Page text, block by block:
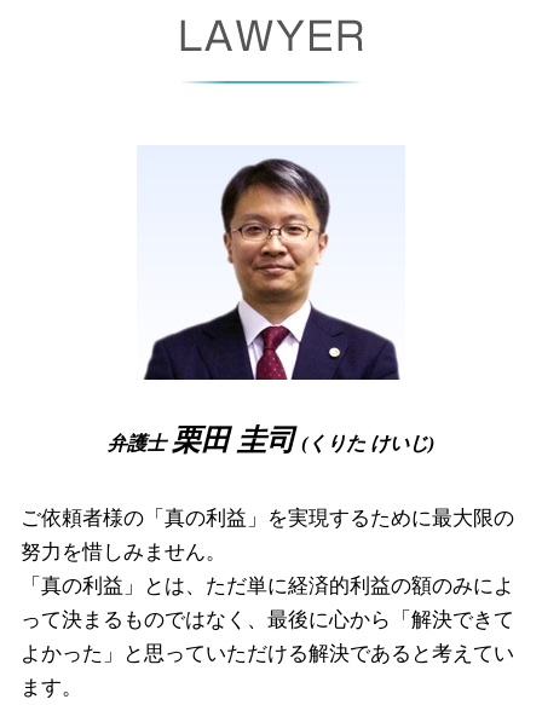
パワハラ 慰謝料 相場
秘密保持 契約書
労働審判 解決金 相場
労働審判 流れ
長時間 労働問題
少額訴訟 デメリット
債権回収 委託
個人再生 期間
破産手続廃止
自己破産 書類
自己破産 免責期間
自己破産 免責 不許可
破産 管財人 報酬
自己破産 車
離婚 大阪市 相談
債権回収 奈良県 相談
企業法務 堺市 弁護士
債権回収 大阪府 弁護士
労働問題 堺市 相談
破産事件 大阪市 相談
離婚 大阪市 弁護士
債権回収 尼崎市 弁護士
企業法務 高槻市 弁護士
相続 高槻市 弁護士
相続 大阪市 相談
弁護士 栗田 圭司 (くりた けいじ)
ご依頼者様の「真の利益」を実現するために最大限の
努力を惜しみません。
「真の利益」とは、ただ単に経済的利益の額のみによ
って決まるものではなく、最後に心から「解決できて
よかった」と思っていただける解決であると考えてい
ます。